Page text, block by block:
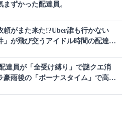
まずかった配達員。
頼がまた来た!?Uber誰も行かない
」が飛び交うアイドル時間の配達！
達員が「全受け縛り」で謎クエ消
豪雨後の「ボーナスタイム」で高単